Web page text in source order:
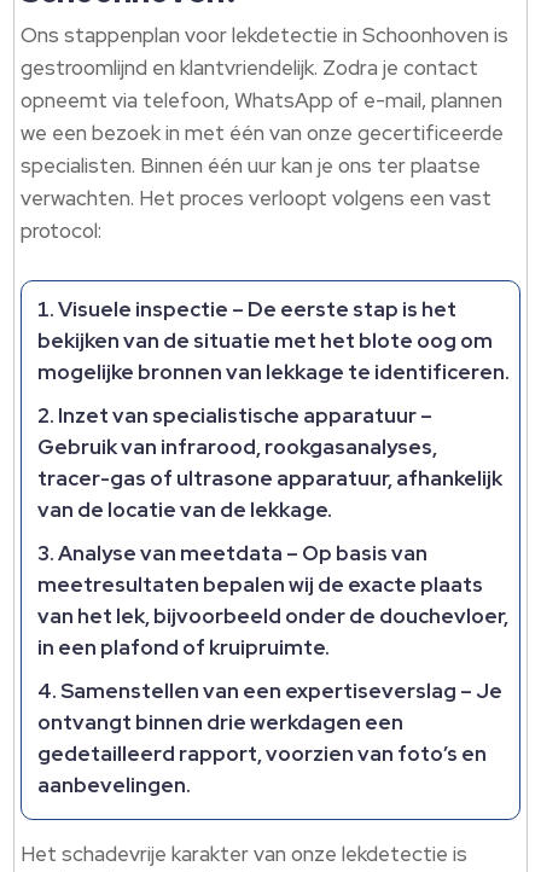
Ons stappenplan voor lekdetectie in Schoonhoven is
gestroomlijnd en klantvriendelijk.​ Zodra je contact
opneemt via telefoon, WhatsApp of e-mail, plannen
we een bezoek in met één van onze gecertificeerde
specialisten.​ Binnen één uur kan je ons ter plaatse
verwachten.​ Het proces verloopt volgens een vast
protocol:
Visuele inspectie – De eerste stap is het
bekijken van de situatie met het blote oog om
mogelijke bronnen van lekkage te identificeren.​
Inzet van specialistische apparatuur–
Gebruik van infrarood, rookgasanalyses,
tracer-gas of ultrasone apparatuur, afhankelijk
van de locatie van de lekkage.​
Analyse van meetdata – Op basis van
meetresultaten bepalen wij de exacte plaats
van het lek, bijvoorbeeld onder de douchevloer,
in een plafond of kruipruimte.​
Samenstellen van een expertiseverslag – Je
ontvangt binnen drie werkdagen een
gedetailleerd rapport, voorzien van foto’s en
aanbevelingen.​
Het schadevrije karakter van onze lekdetectie is